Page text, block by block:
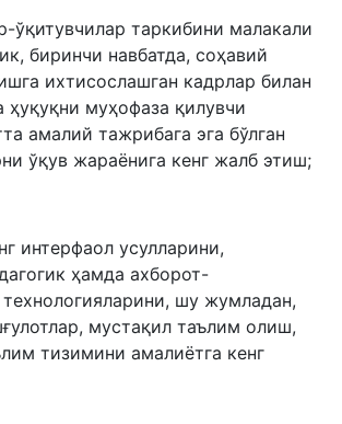
ўқитувчилар таркибини малакали
биринчи навбатда, соҳавий
ихтисослашган кадрлар билан
муҳофаза қилувчи
амалий тажрибага эга бўлган
ўқув жараёнига кенг жалб этиш;
интерфаол усулларини,
ҳамда ахборот-
шу жумладан,
мустақил таълим олиш,
тизимини амалиётга кенг